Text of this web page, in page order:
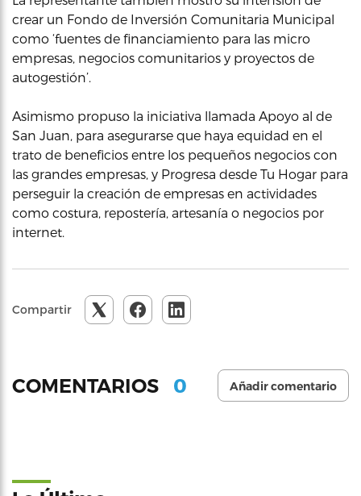
crear un Fondo de Inversión Comunitaria Municipal
como ‘fuentes de financiamiento para las micro
empresas, negocios comunitarios y proyectos de
autogestión’.
Asimismo propuso la iniciativa llamada Apoyo al de
San Juan, para asegurarse que haya equidad en el
trato de beneficios entre los pequeños negocios con
las grandes empresas, y Progresa desde Tu Hogar para
perseguir la creación de empresas en actividades
como costura, repostería, artesanía o negocios por
internet.
Compartir
COMENTARIOS 0 Añadir comentario